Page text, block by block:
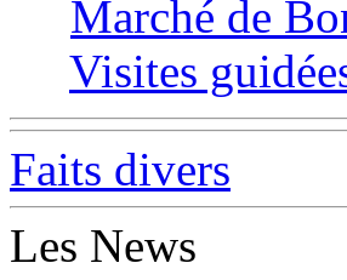
Marché de
Visites
Faits divers
Les News